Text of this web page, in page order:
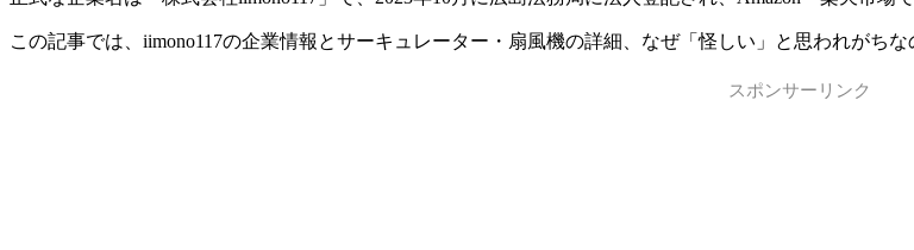
この記事では、iimono117の企業情報とサーキュレーター・扇風機の詳細、なぜ「怪しい」と思われがち
スポンサーリンク